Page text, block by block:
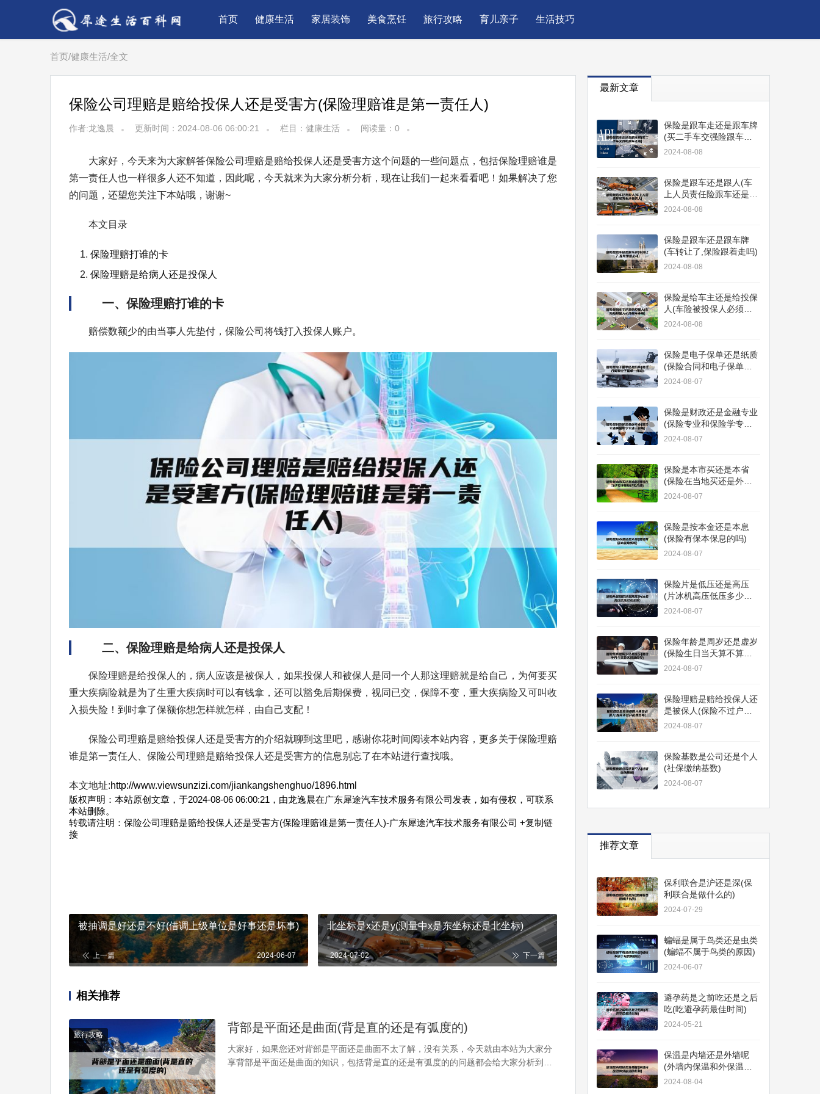
首页 健康生活 家居装饰 美食烹饪 旅行攻略 育儿亲子 生活技巧
首页/健康生活/全文
保险公司理赔是赔给投保人还是受害方(保险理赔谁是第一责任人)
作者:龙逸晨 更新时间：2024-08-06 06:00:21 栏目： 健康生活 阅读量： 0
大家好，今天来为大家解答保险公司理赔是赔给投保人还是受害方这个问题的一些问题点，包括保险理赔谁是
第一责任人也一样很多人还不知道，因此呢，今天就来为大家分析分析，现在让我们一起来看看吧！如果解决了您
的问题，还望您关注下本站哦，谢谢~
本文目录
保险理赔打谁的卡
保险理赔是给病人还是投保人
一、保险理赔打谁的卡
赔偿数额少的由当事人先垫付，保险公司将钱打入投保人账户。
二、保险理赔是给病人还是投保人
保险理赔是给投保人的，病人应该是被保人，如果投保人和被保人是同一个人那这理赔就是给自己，为何要买
重大疾病险就是为了生重大疾病时可以有钱拿，还可以豁免后期保费，视同已交，保障不变，重大疾病险又可叫收
入损失险！到时拿了保额你想怎样就怎样，由自己支配！
保险公司理赔是赔给投保人还是受害方的介绍就聊到这里吧，感谢你花时间阅读本站内容，更多关于保险理赔
谁是第一责任人、保险公司理赔是赔给投保人还是受害方的信息别忘了在本站进行查找哦。
本文地址:http://www.viewsunzizi.com/jiankangshenghuo/1896.html
版权声明：本站原创文章，于2024-08-06 06:00:21，由龙逸晨在广东犀途汽车技术服务有限公司发表，如有侵权，可联系
本站删除。
转载请注明： 保险公司理赔是赔给投保人还是受害方(保险理赔谁是第一责任人)-广东犀途汽车技术服务有限公司 +复制链
接
被抽调是好还是不好(借调上级单位是好事还是坏事)
上一篇 2024-06-07
北坐标是x还是y(测量中x是东坐标还是北坐标)
2024-07-02 下一篇
相关推荐
旅行攻略
背部是平面还是曲面(背是直的还是有弧度的)
大家好，如果您还对背部是平面还是曲面不太了解，没有关系，今天就由本站为大家分
享背部是平面还是曲面的知识，包括背是直的还是有弧度的的问题都会给大家分析到，
最新文章
保险是跟车走还是跟车牌
(买二手车交强险跟车走
吗)
2024-08-08
保险是跟车还是跟人(车
上人员责任险跟车还是跟
人)
2024-08-08
保险是跟车还是跟车牌
(车转让了,保险跟着走吗)
2024-08-08
保险是给车主还是给投保
人(车险被投保人必须是
车主吗)
2024-08-08
保险是电子保单还是纸质
(保险合同和电子保单一
样吗)
2024-08-07
保险是财政还是金融专业
(保险专业和保险学专业
一样吗)
2024-08-07
保险是本市买还是本省
(保险在当地买还是外地
买合适)
2024-08-07
保险是按本金还是本息
(保险有保本保息的吗)
2024-08-07
保险片是低压还是高压
(片冰机高压低压多少正
常)
2024-08-07
保险年龄是周岁还是虚岁
(保险生日当天算不算满
周岁)
2024-08-07
保险理赔是赔给投保人还
是被保人(保险不过户能
理赔吗)
2024-08-07
保险基数是公司还是个人
(社保缴纳基数)
2024-08-07
推荐文章
保利联合是沪还是深(保
利联合是做什么的)
2024-07-29
蝙蝠是属于鸟类还是虫类
(蝙蝠不属于鸟类的原因)
2024-06-07
避孕药是之前吃还是之后
吃(吃避孕药最佳时间)
2024-05-21
保温是内墙还是外墙呢
(外墙内保温和外保温的
区别)
2024-08-04